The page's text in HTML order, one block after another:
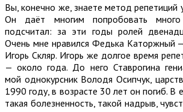
Вы, конечно же, знаете метод репетиций
Он даёт многим попробовать
подсчитал: за эти годы ролей
Очень мне нравился Федька Каторжный —
Игорь Скляр. Игорь же долгое время
— около года. До него Ставрогина
мой однокурсник Володя Осипчук,
1990 году, в возрасте 30 лет он погиб. В
такая болезненность, такой надрыв,